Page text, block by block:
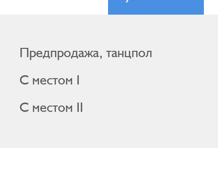
Предпродажа, танцпол
С местом I
С местом II